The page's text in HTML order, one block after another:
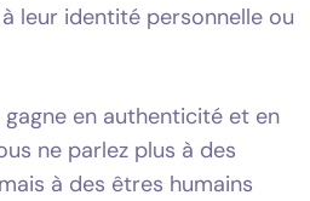
à leur identité personnelle ou
en authenticité et en
ne parlez plus à des
à des êtres humains